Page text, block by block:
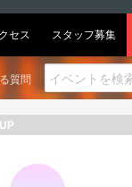
セス スタッフ募集
質問